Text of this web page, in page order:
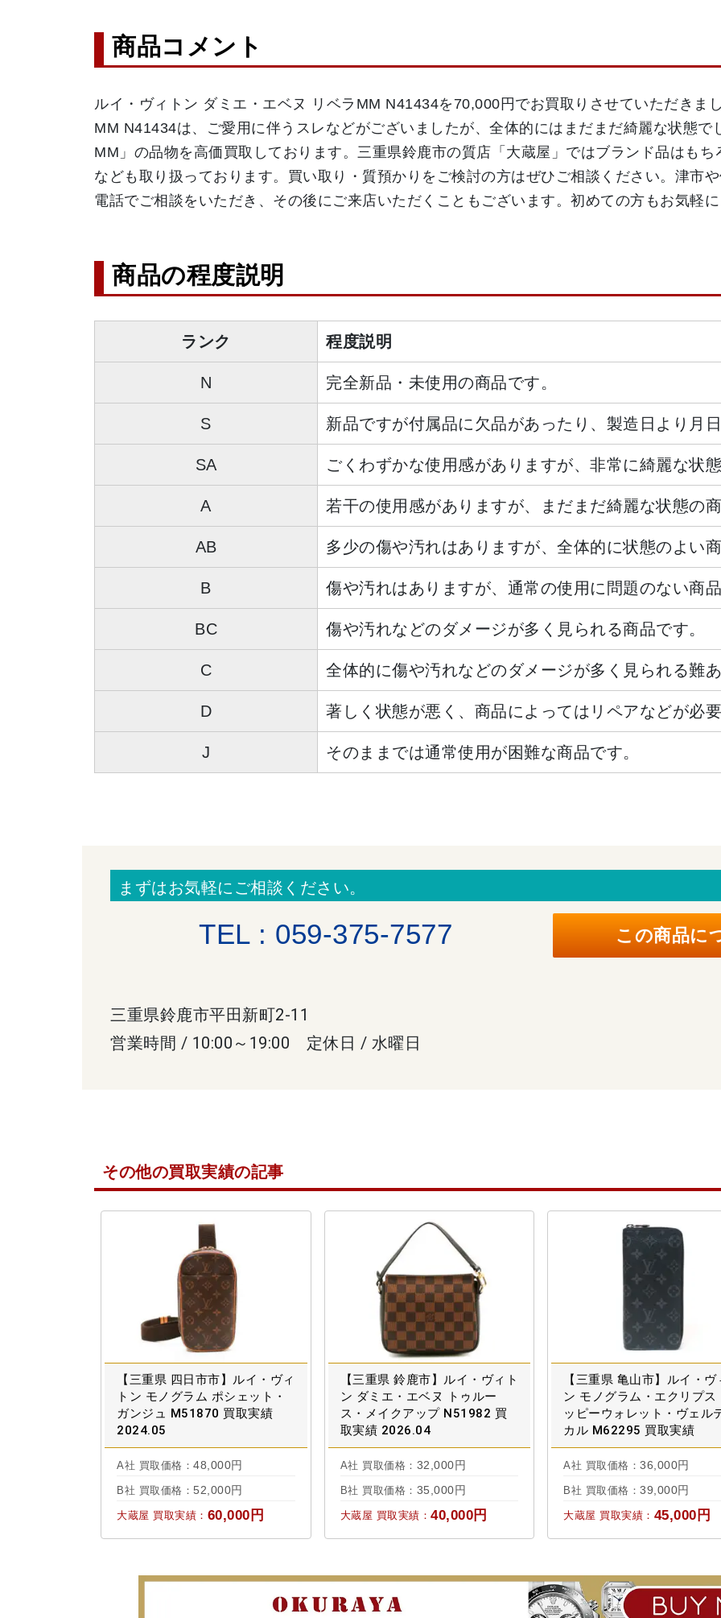
商品コメント
ルイ・ヴィトン ダミエ・エベヌ リベラMM N41434を70,000円でお買取りさせていただきま
MM N41434は、ご愛用に伴うスレなどがございましたが、全体的にはまだまだ綺麗な状態
MM」の品物を高価買取しております。三重県鈴鹿市の質店「大蔵屋」ではブランド品はも
なども取り扱っております。買い取り・質預かりをご検討の方はぜひご相談ください。津市
商品の程度説明
ランク 程度説明
N 完全新品・未使用の商品です。
S 新品ですが付属品に欠品があったり、製造日より月
SA ごくわずかな使用感がありますが、非常に綺麗な状
A 若干の使用感がありますが、まだまだ綺麗な状態の
AB 多少の傷や汚れはありますが、全体的に状態のよい
B 傷や汚れはありますが、通常の使用に問題のない商
BC 傷や汚れなどのダメージが多く見られる商品です。
C 全体的に傷や汚れなどのダメージが多く見られる難
D 著しく状態が悪く、商品によってはリペアなどが必
J そのままでは通常使用が困難な商品です。
まずはお気軽にご相談ください。
TEL : 059-375-7577 この商品に
三重県鈴鹿市平田新町2-11
営業時間 / 10:00～19:00 定休日 / 水曜日
その他の買取実績の記事
【三重県 四日市市】ルイ・ヴィ
トン モノグラム ポシェット・
ガンジュ M51870 買取実績
2024.05
A社 買取価格： 48,000円
B社 買取価格： 52,000円
大蔵屋 買取実績： 60,000円
【三重県 鈴鹿市】ルイ・ヴィト
ン ダミエ・エベヌ トゥルー
ス・メイクアップ N51982 買
取実績 2026.04
A社 買取価格： 32,000円
B社 買取価格： 35,000円
大蔵屋 買取実績： 40,000円
【三重県 亀山市】ルイ・ヴ
ン モノグラム・エクリプス
ッピーウォレット・ヴェル
カル M62295 買取実績
2023.11
A社 買取価格： 36,000円
B社 買取価格： 39,000円
大蔵屋 買取実績： 45,000円